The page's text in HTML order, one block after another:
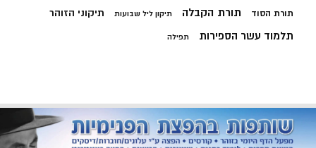
תורת הסוד תורת הקבלה תיקון ליל שבועות תיקוני הזוהר
תלמוד עשר הספירות תפילה